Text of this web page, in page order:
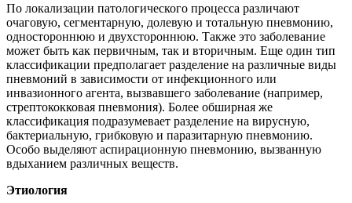
По локализации патологического процесса различают
очаговую, сегментарную, долевую и тотальную пневмонию,
одностороннюю и двухстороннюю. Также это заболевание
может быть как первичным, так и вторичным. Еще один тип
классификации предполагает разделение на различные виды
пневмоний в зависимости от инфекционного или
инвазионного агента, вызвавшего заболевание (например,
стрептококковая пневмония). Более обширная же
классификация подразумевает разделение на вирусную,
бактериальную, грибковую и паразитарную пневмонию.
Особо выделяют аспирационную пневмонию, вызванную
вдыханием различных веществ.
Этиология